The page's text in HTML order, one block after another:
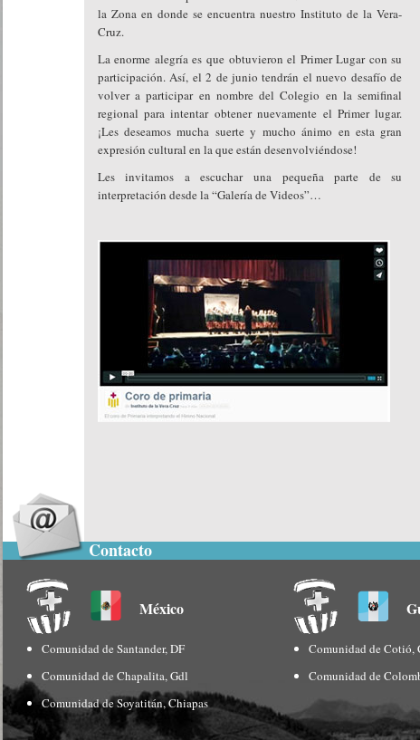
la Zona en donde se encuentra nuestro Instituto de la Vera-
Cruz.
La enorme alegría es que obtuvieron el Primer Lugar con su
participación. Así, el 2 de junio tendrán el nuevo desafío de
volver a participar en nombre del Colegio en la semifinal
regional para intentar obtener nuevamente el Primer lugar.
¡Les deseamos mucha suerte y mucho ánimo en esta gran
expresión cultural en la que están desenvolviéndose!
Les invitamos a escuchar una pequeña parte de su
interpretación desde la “Galería de Videos”…
Contacto
México
Comunidad de Santander, DF
Comunidad de Chapalita, Gdl
Comunidad de Soyatitán, Chiapas
Comunidad de Cotió,
Comunidad de